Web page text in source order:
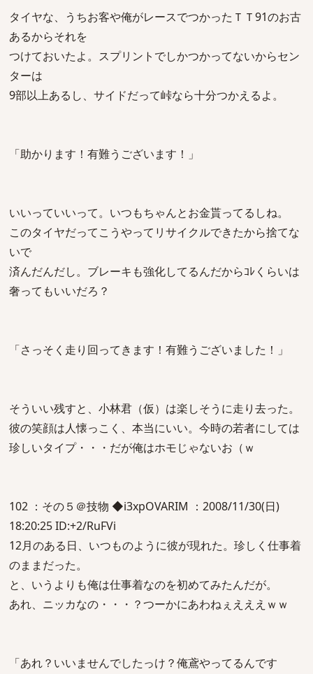
タイヤな、うちお客や俺がレースでつかったＴＴ91のお古
あるからそれを
つけておいたよ。スプリントでしかつかってないからセン
ターは
9部以上あるし、サイドだって峠なら十分つかえるよ。
「助かります！有難うございます！」
いいっていいって。いつもちゃんとお金貰ってるしね。
このタイヤだってこうやってリサイクルできたから捨てな
いで
済んだんだし。ブレーキも強化してるんだからｺﾚくらいは
奢ってもいいだろ？
「さっそく走り回ってきます！有難うございました！」
そういい残すと、小林君（仮）は楽しそうに走り去った。
彼の笑顔は人懐っこく、本当にいい。今時の若者にしては
珍しいタイプ・・・だが俺はホモじゃないお（ｗ
102 ：その５＠技物 ◆i3xpOVARIM ：2008/11/30(日)
18:20:25 ID:+2/RuFVi
12月のある日、いつものように彼が現れた。珍しく仕事着
のままだった。
と、いうよりも俺は仕事着なのを初めてみたんだが。
あれ、ニッカなの・・・？つーかにあわねぇえええｗｗ
「あれ？いいませんでしたっけ？俺鳶やってるんです